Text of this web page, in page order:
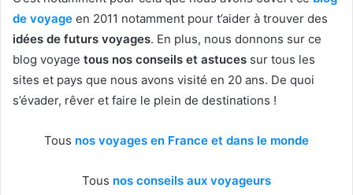
de voyage en 2011 notamment pour t’aider à trouver des
idées de futurs voyages. En plus, nous donnons sur ce
blog voyage tous nos conseils et astuces sur tous les
sites et pays que nous avons visité en 20 ans. De quoi
s’évader, rêver et faire le plein de destinations !
Tous nos voyages en France et dans le monde
Tous nos conseils aux voyageurs